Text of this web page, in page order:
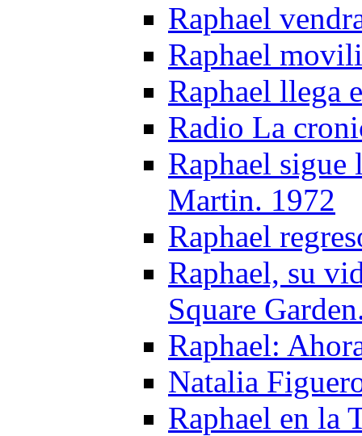
Raphael
Raphael
Raphael llega
Radio La
Raphael sigue
Martin. 1972
Raphael
Raphael, su
Square
Raphael:
Natalia
Raphael en la